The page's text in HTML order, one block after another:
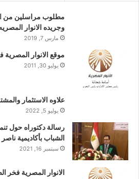
مطلوب مراسلين من
وجريده الانوار
مارس 7, 2019
موقع الانوار
يوليو 30, 2011
علاوه الاستثمار
يوليو 5, 2022
رسالة دكتوراه حول
الشباب بأكاديمية ناصر
سبتمبر 16, 2021
الانوار المصرية فخر